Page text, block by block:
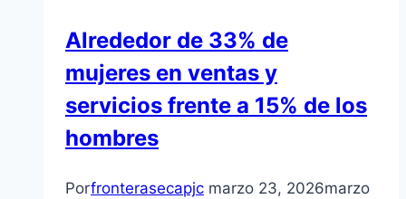
Alrededor de 33% de
mujeres en ventas y
servicios frente a 15% de los
hombres
Porfronterasecapjc marzo 23, 2026marzo